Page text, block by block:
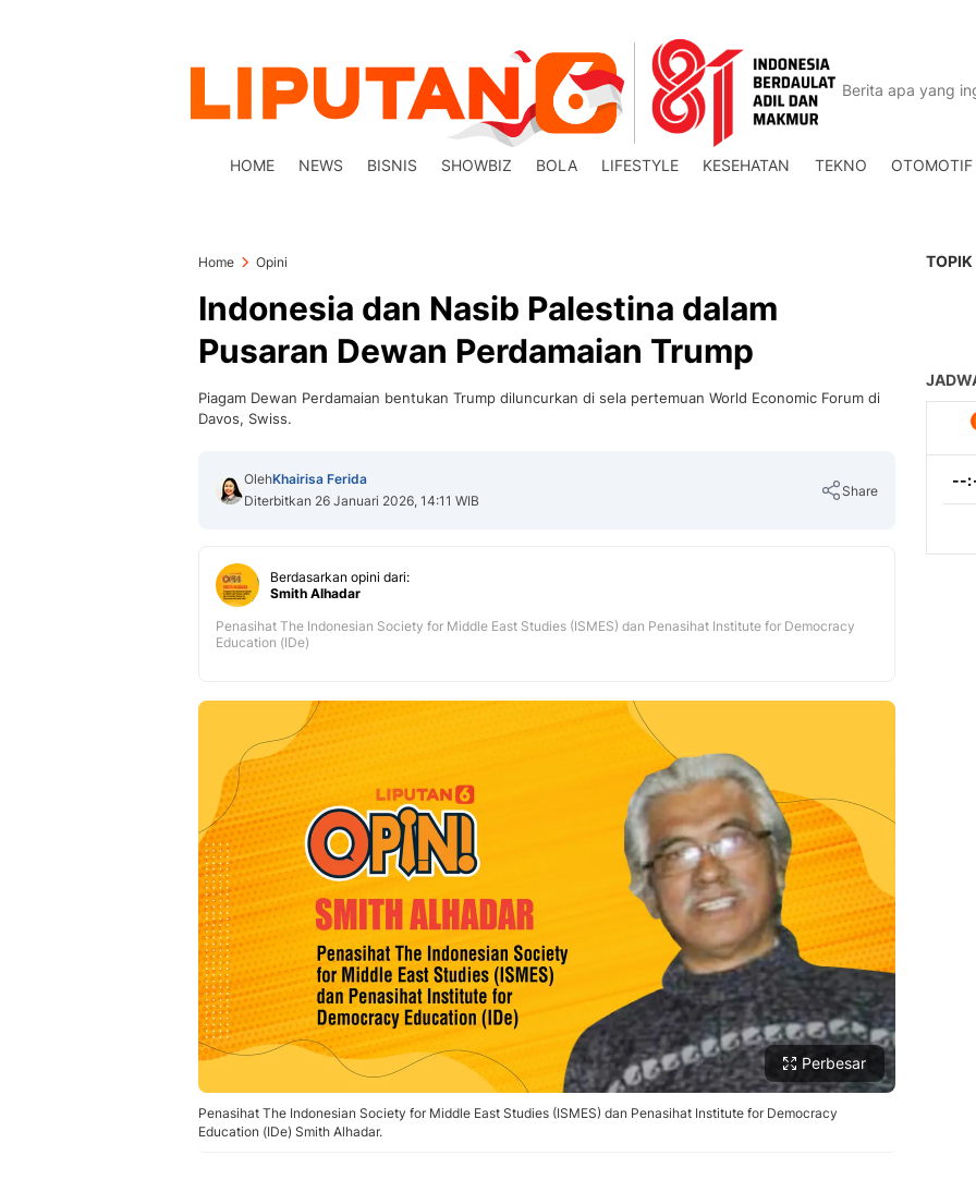
HOME NEWS BISNIS SHOWBIZ BOLA LIFESTYLE KESEHATAN TEKNO OTOMOTIF
Home Opini
Indonesia dan Nasib Palestina dalam
Pusaran Dewan Perdamaian Trump
Piagam Dewan Perdamaian bentukan Trump diluncurkan di sela pertemuan World Economic Forum di
Davos, Swiss.
OlehKhairisa Ferida
Diterbitkan 26 Januari 2026, 14:11 WIB
Share
Berdasarkan opini dari:
Smith Alhadar
Penasihat The Indonesian Society for Middle East Studies (ISMES) dan Penasihat Institute for Democracy
Education (IDe)
Perbesar
Penasihat The Indonesian Society for Middle East Studies (ISMES) dan Penasihat Institute for Democracy
Education (IDe) Smith Alhadar.
TOPIK